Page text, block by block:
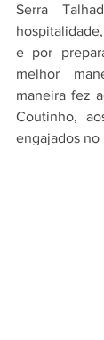
Serra
e por
melhor
maneira fez
Coutinho,
engajados no